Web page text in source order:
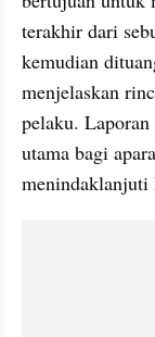
terakhir dari
kemudian
menjelaskan
pelaku.
utama bagi
menindaklanjuti